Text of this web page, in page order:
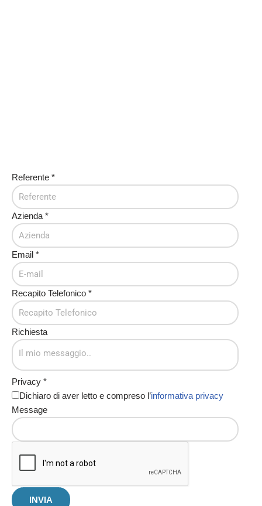
Referente *
Azienda*
Email *
Recapito Telefonico *
Richiesta
Privacy *
Dichiaro di aver letto e compreso l’informativa privacy
Message
INVIA